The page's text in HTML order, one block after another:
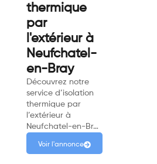
thermique
par
l'extérieur à
Neufchatel-
en-Bray
Découvrez notre
service d’isolation
thermique par
l’extérieur à
Neufchatel-en-Br…
Voir l'annonce